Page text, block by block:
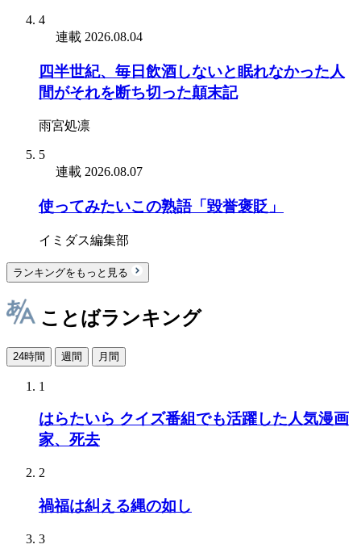
4
連載 2026.08.04
四半世紀、毎日飲酒しないと眠れなかった人
間がそれを断ち切った顛末記
雨宮処凛
5
連載 2026.08.07
使ってみたいこの熟語「毀誉褒貶」
イミダス編集部
ランキングをもっと見る
ことばランキング
24時間 週間 月間
1
はらたいら クイズ番組でも活躍した人気漫画
家、死去
2
禍福は糾える縄の如し
3